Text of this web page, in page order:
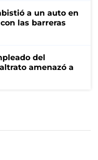
a un auto en
las barreras
del
amenazó a